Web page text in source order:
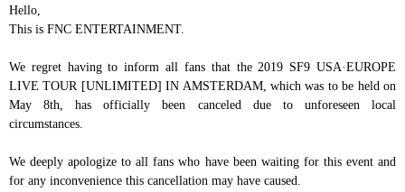
Hello,
This is FNC ENTERTAINMENT.
We regret having to inform all fans that the 2019 SF9 USA·EUROPE
LIVE TOUR [UNLIMITED] IN AMSTERDAM, which was to be held on
May 8th, has officially been canceled due to unforeseen local
circumstances.
We deeply apologize to all fans who have been waiting for this event and
for any inconvenience this cancellation may have caused.